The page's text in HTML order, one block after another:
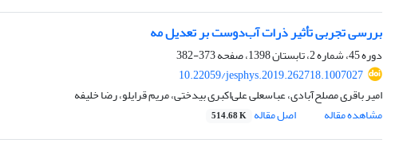
بررسی تجربی تأثیر ذرات آب‌دوست بر تعدیل مه
دوره 45، شماره 2، تابستان 1398، صفحه
373-382
10.22059/jesphys.2019.262718.1007027
امیر باقری مصلح‌آبادی، عباسعلی علی‌اکبری بیدختی، مریم قرایلو، رضا خلیفه
مشاهده مقاله
اصل مقاله 514.68 K